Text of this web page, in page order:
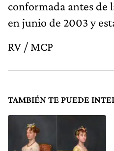
conformada antes de
en junio de 2003 y
RV / MCP
TAMBIÉN TE PUEDE